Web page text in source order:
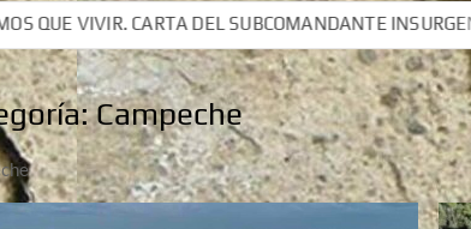
INSURGENTE MOISÉS A LUIS DE TAVIRA
INSURGENTE MOISÉS A LUIS DE TAVIRA
Campeche